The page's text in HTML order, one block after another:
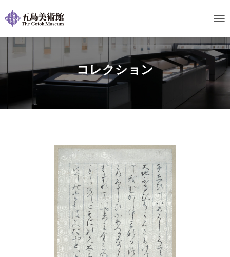
ビ
ゲ
ー
ョ
コレクション